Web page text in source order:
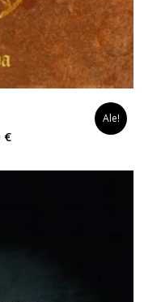
€Nykyinen
on:
Ale!